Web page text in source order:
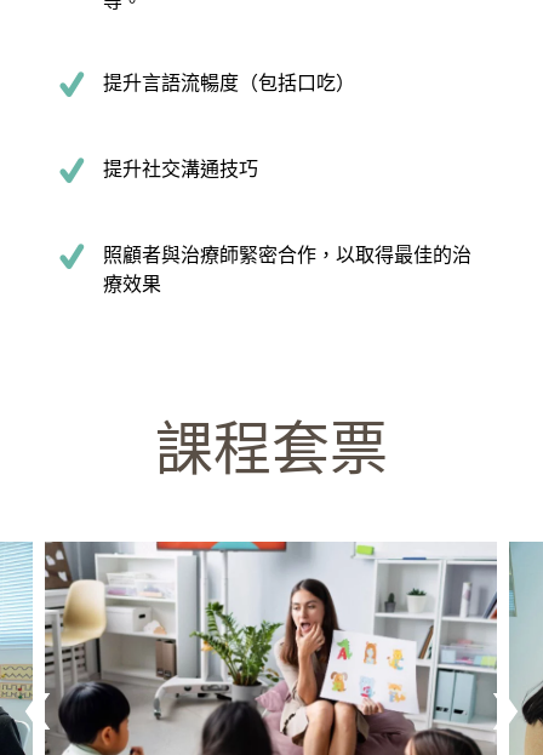
提升言語流暢度（包括口吃）
提升社交溝通技巧
照顧者與治療師緊密合作，以取得最佳的治
療效果
課程套票